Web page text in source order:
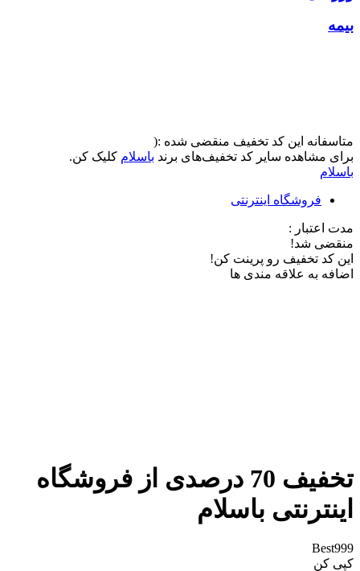
بیمه
متاسفانه این کد تخفیف منقضی شده :(
برای مشاهده سایر کد تخفیف‌های برند باسلام کلیک کن.
باسلام
فروشگاه اینترنتی
مدت اعتبار :
منقضی شد!
این کد تخفیف رو پرینت کن!
اضافه به علاقه مندی ها
تخفیف 70 درصدی از فروشگاه
اینترنتی باسلام
Best999
کپی کن